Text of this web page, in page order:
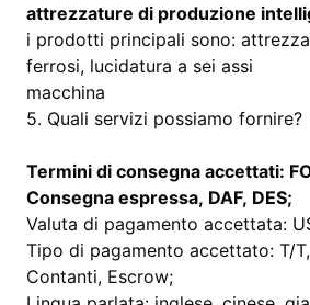
attrezzature di produzione
i prodotti principali sono:
ferrosi, lucidatura a sei assi
macchina
5. Quali servizi possiamo fornire?
Termini di consegna accettati:
Consegna espressa, DAF, DES;
Valuta di pagamento accettata:
Tipo di pagamento accettato: T/
Contanti, Escrow;